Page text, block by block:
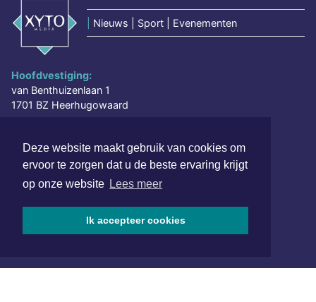
Deze website maakt gebruik van cookies om
ervoor te zorgen dat u de beste ervaring krijgt
op onze website Lees meer
Ik accepteer cookies
Nieuws | Sport | Evenementen
Hoofdvestiging:
van Benthuizenlaan 1
1701 BZ Heerhugowaard
redactie@xyto.nl
www.xyto.nl
SOCIAL MEDIA